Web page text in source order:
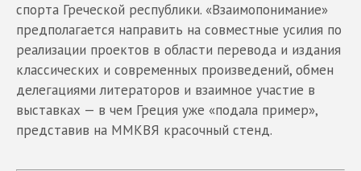
спорта Греческой республики. «Взаимопонимание»
предполагается направить на совместные усилия по
реализации проектов в области перевода и издания
классических и современных произведений, обмен
делегациями литераторов и взаимное участие в
выставках — в чем Греция уже «подала пример»,
представив на ММКВЯ красочный стенд.